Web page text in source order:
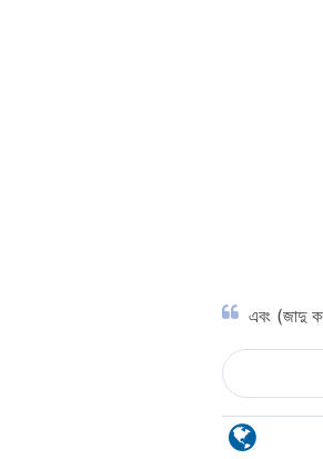
এবং (জাদু